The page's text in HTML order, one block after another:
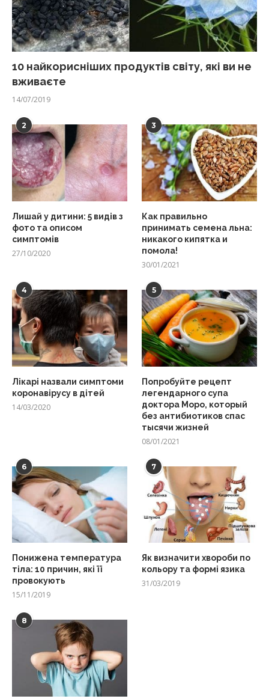
10 найкорисніших продуктів світу, які ви не
вживаєте
14/07/2019
2
Лишай у дитини: 5 видів з
фото та описом
симптомів
27/10/2020
3
Как правильно
принимать семена льна:
никакого кипятка и
помола!
30/01/2021
4
Лікарі назвали симптоми
коронавірусу в дітей
14/03/2020
5
Попробуйте рецепт
легендарного супа
доктора Моро, который
без антибиотиков спас
тысячи жизней
08/01/2021
6
Понижена температура
тіла: 10 причин, які її
провокують
15/11/2019
7
Як визначити хвороби по
кольору та формі язика
31/03/2019
8